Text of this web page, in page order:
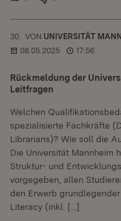
30. KOMMENTAR
VON :UNIVERSITÄT
08.05.2025
17:56
Rückmeldung der
Leitfragen
Welchen
spezialisierte Fachkräfte
Librarians)? Wie soll die
Die Universität Mannheim
Struktur- und
vorgegeben, allen
den Erwerb
Literacy (inkl.
[…]